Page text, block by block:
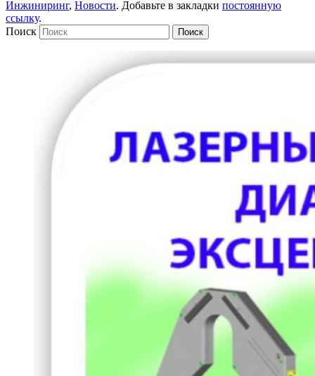
Инжиниринг, Новости. Добавьте в закладки постоянную
ссылку.
Поиск